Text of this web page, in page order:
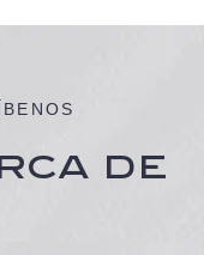
DE